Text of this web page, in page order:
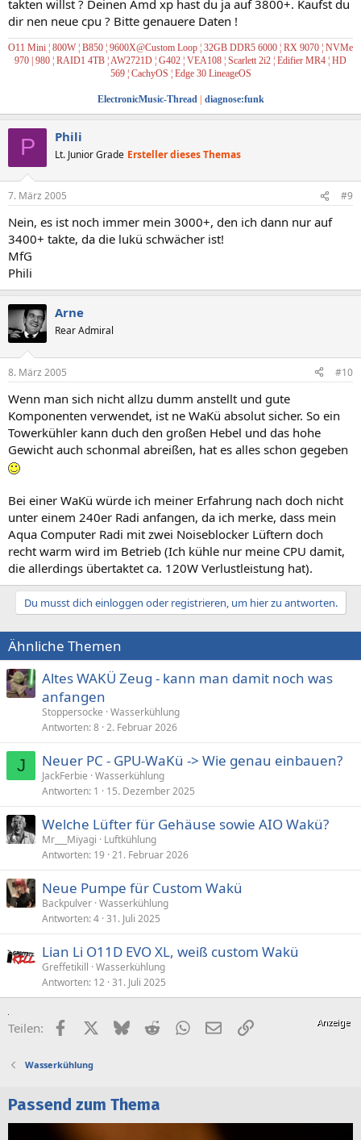
takten willst ? Deinen Amd xp hast du ja auf 3800+. Kaufst du
dir nen neue cpu ? Bitte genauere Daten !
O11 Mini ¦ 800W ¦ B850 ¦ 9600X@Custom Loop ¦ 32GB DDR5 6000 ¦ RX 9070 ¦ NVMe
970 | 980 ¦ RAID1 4TB ¦ AW2721D ¦ G402 ¦ VEA108 ¦ Scarlett 2i2 ¦ Edifier MR4 ¦ HD
569 ¦ CachyOS ¦ Edge 30 LineageOS
ElectronicMusic-Thread | diagnose:funk
P Phili
Lt. Junior Grade Ersteller dieses Themas
7. März 2005 #9
Nein, es ist noch immer mein 3000+, den ich dann nur auf
3400+ takte, da die lukü schwächer ist!
MfG
Phili
Arne
Rear Admiral
8. März 2005 #10
Wenn man sich nicht allzu dumm anstellt und gute
Komponenten verwendet, ist ne WaKü absolut sicher. So ein
Towerkühler kann duch den großen Hebel und das hohe
Gewicht auch schonmal abreißen, hat es alles schon gegeben
Bei einer WaKü würde ich meiner Erfahrung nach doch nicht
unter einem 240er Radi anfangen, da ich merke, dass mein
Aqua Computer Radi mit zwei Noiseblocker Lüftern doch
recht warm wird im Betrieb (Ich kühle nur meine CPU damit,
die allerdings übertaktet ca. 120W Verlustleistung hat).
Du musst dich einloggen oder registrieren, um hier zu antworten.
Ähnliche Themen
Altes WAKÜ Zeug - kann man damit noch was
anfangen
Stoppersocke Wasserkühlung
Antworten 8 2. Februar 2026
J Neuer PC - GPU-WaKü -> Wie genau einbauen?
JackFerbie Wasserkühlung
Antworten 1 15. Dezember 2025
Welche Lüfter für Gehäuse sowie AIO Wakü?
Mr___Miyagi
Luftkühlung
Antworten 19 21. Februar 2026
Neue Pumpe für Custom Wakü
Backpulver Wasserkühlung
Antworten 4 31. Juli 2025
Lian Li O11D EVO XL, weiß custom Wakü
Greffetikill Wasserkühlung
Antworten 12 31. Juli 2025
Teilen: FacebookX (Twitter)
BlueskyRedditWhatsApp
E-MailLink
Wasserkühlung
Passend zum Thema